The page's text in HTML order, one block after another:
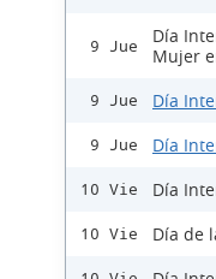
9 Jue
Día
Mujer
9 Jue Día
9 Jue Día
10 Vie Día
10 Vie Día de